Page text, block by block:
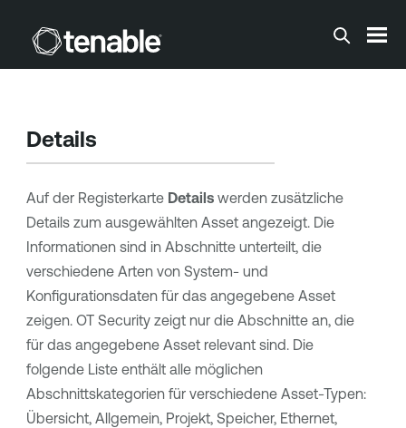
Zum Hauptinhalt springen
Details
Auf der Registerkarte Detailswerden zusätzliche
Details zum ausgewählten Asset angezeigt. Die
Informationen sind in Abschnitte unterteilt, die
verschiedene Arten von System- und
Konfigurationsdaten für das angegebene Asset
zeigen. OT Securityzeigt nur die Abschnitte an, die
für das angegebene Asset relevant sind. Die
folgende Liste enthält alle möglichen
Abschnittskategorien für verschiedene Asset-Typen:
Übersicht, Allgemein, Projekt, Speicher, Ethernet,